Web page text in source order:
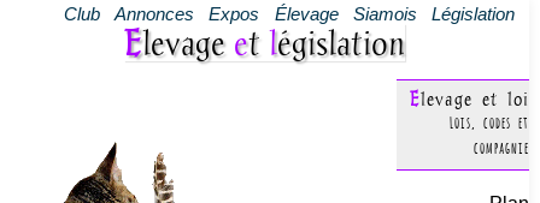
Club Annonces Expos Élevage Siamois Législation
Elevage et législation
Elevage et loi
Lois, codes et
compagnie